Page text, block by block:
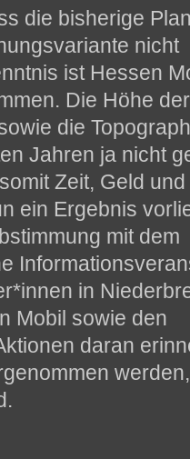
die bisherige
nicht
ist Hessen
Die Höhe der
die
Jahren ja nicht
Zeit, Geld und
ein Ergebnis
mit dem
in
Mobil sowie den
daran